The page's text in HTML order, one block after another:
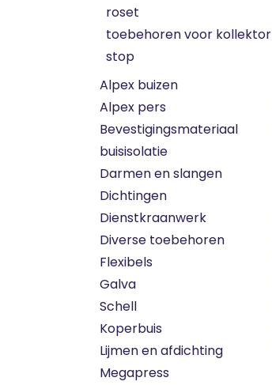
roset
toebehoren voor kollektor
stop
Alpex buizen
Alpex pers
Bevestigingsmateriaal
buisisolatie
Darmen en slangen
Dichtingen
Dienstkraanwerk
Diverse toebehoren
Flexibels
Galva
Schell
Koperbuis
Lijmen en afdichting
Megapress